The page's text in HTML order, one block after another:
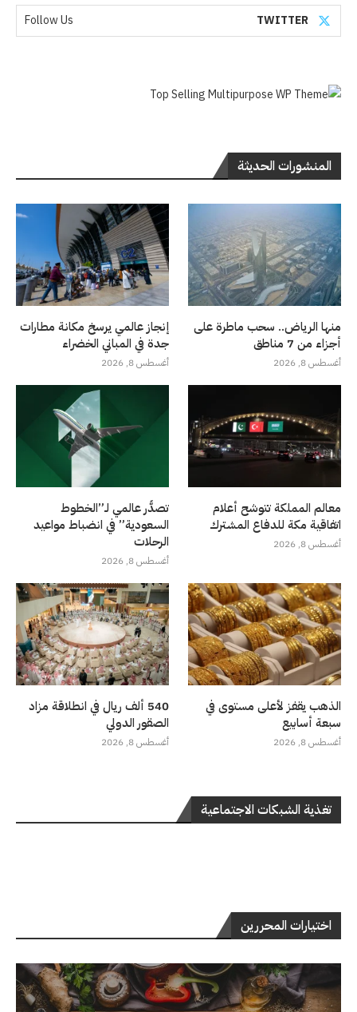
TWITTER
Follow Us
المنشورات الحديثة
منها الرياض.. سحب ماطرة على
أجزاء من 7 مناطق
أغسطس 8, 2026
إنجاز عالمي يرسخ مكانة مطارات
جدة في المباني الخضراء
أغسطس 8, 2026
معالم المملكة تتوشح أعلام
اتفاقية مكة للدفاع المشترك
أغسطس 8, 2026
تصدُّر عالمي لـ”الخطوط
السعودية” في انضباط مواعيد
الرحلات
أغسطس 8, 2026
الذهب يقفز لأعلى مستوى في
سبعة أسابيع
أغسطس 8, 2026
540 ألف ريال في انطلاقة مزاد
الصقور الدولي
أغسطس 8, 2026
تغذية الشبكات الاجتماعية
اختيارات المحررين